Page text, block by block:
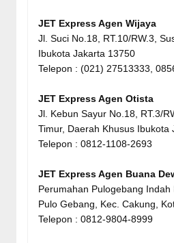
JET Express Agen Wijaya
Jl. Suci No.18, RT.10/RW.3,
Ibukota Jakarta 13750
Telepon : (021) 27513333,
JET Express Agen Otista
Jl. Kebun Sayur No.18, RT.3/
Timur, Daerah Khusus Ibukota
Telepon : 0812-1108-2693
JET Express Agen Buana
Perumahan Pulogebang Indah
Pulo Gebang, Kec. Cakung,
Telepon : 0812-9804-8999